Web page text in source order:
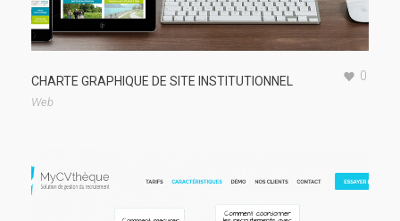
CHARTE GRAPHIQUE DE SITE INSTITUTIONNEL 0
Web